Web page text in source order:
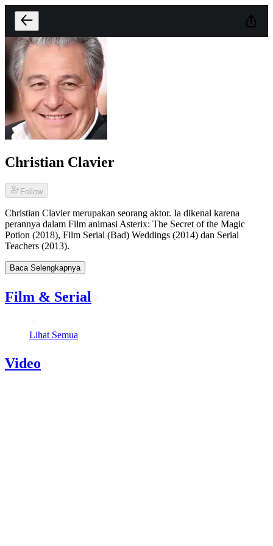
Christian Clavier
Follow
Christian Clavier merupakan seorang aktor. Ia dikenal karena
perannya dalam Film animasi Asterix: The Secret of the Magic
Potion (2018), Film Serial (Bad) Weddings (2014) dan Serial
Teachers (2013).
Baca Selengkapnya
Film & Serial
Lihat Semua
Video